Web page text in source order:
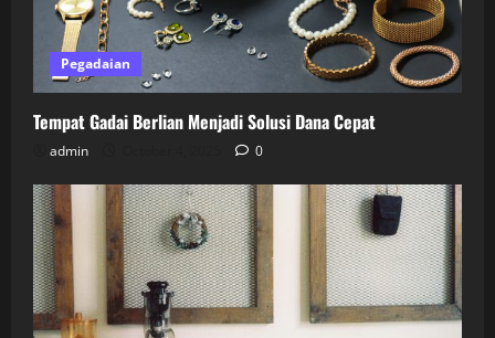
Pegadaian
Tempat Gadai Berlian Menjadi Solusi Dana Cepat
admin 0